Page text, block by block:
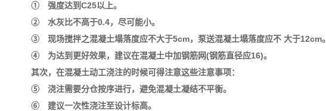
① 强度达到C25以上。
② 水灰比不高于0.4，尽可能小。
③ 现场搅拌之混凝土塌落度应不大于5cm，泵送混凝土塌落度应不 大于12cm。
④ 为达到更好效果，建议在混凝土中加钢筋网(钢筋直径应16)。
其次，在混凝土动工浇注的时候可得注意这些注意事项：
⑤ 浇注需要分仓按序进行，避免混凝土凝结不平衡。
⑥ 建议一次性浇注至设计标高。